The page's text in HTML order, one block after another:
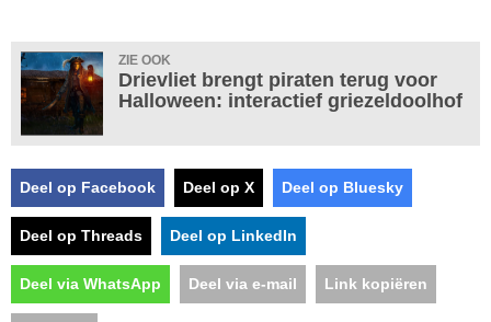
ZIE OOK
Drievliet brengt piraten terug voor
Halloween: interactief griezeldoolhof
Deel op Facebook Deel op X Deel op Bluesky
Deel op Threads Deel op LinkedIn
Deel via WhatsApp Deel via e-mail Link kopiëren